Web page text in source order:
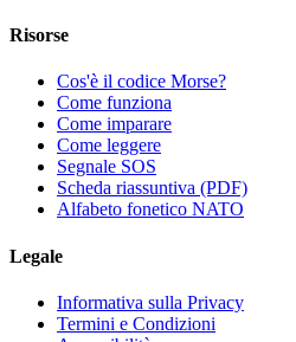
Risorse
Cos'è il codice Morse?
Come funziona
Come imparare
Come leggere
Segnale SOS
Scheda riassuntiva (PDF)
Alfabeto fonetico NATO
Legale
Informativa sulla Privacy
Termini e Condizioni